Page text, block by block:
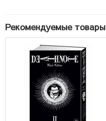
Рекомендуемые товары